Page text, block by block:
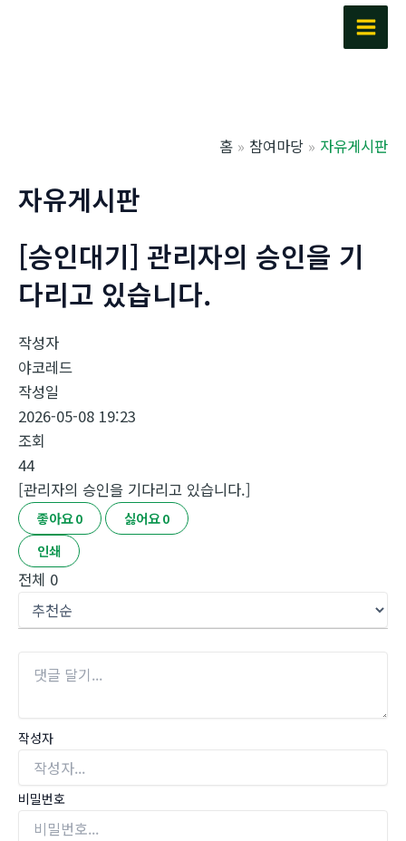
Main
홈 참여마당 자유게시판
자유게시판
[승인대기] 관리자의 승인을 기
다리고 있습니다.
작성자
야코레드
작성일
2026-05-08 19:23
조회
44
[관리자의 승인을 기다리고 있습니다.]
좋아요0 싫어요0
인쇄
전체 0
작성자
비밀번호